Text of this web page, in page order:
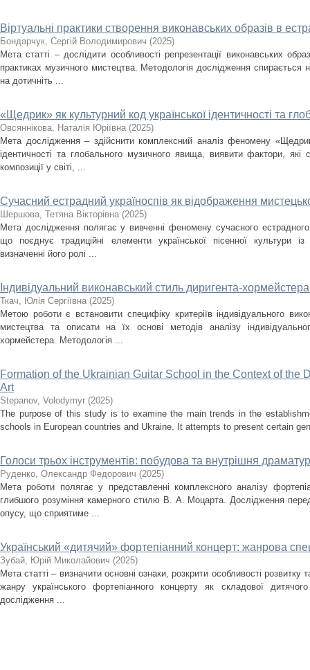
Віртуальні практики створення виконавських образів в
Бондарчук, Сергій Володимирович (2025)
Мета статті – дослідити особливості репрезентації виконавських
практиках музичного мистецтва. Методологія дослідження спирається
на дотичніть ...
«Щедрик» як культурний код української ідентичності та
Овсяннікова, Наталія Юріївна (2025)
Мета дослідження – здійснити комплексний аналіз феномену
ідентичності та глобального музичного явища, виявити фактори,
композиції у світі, ...
Сучасний естрадний україноспів як відображення
Шершова, Тетяна Вікторівна (2025)
Мета дослідження полягає у вивченні феномену сучасного
що поєднує традиційні елементи української пісенної культури
визначенні його ролі ...
Індивідуальний виконавський стиль диригента-
Ткач, Юлія Сергіївна (2025)
Метою роботи є встановити специфіку критеріїв індивідуального
мистецтва та описати на їх основі методів аналізу
хормейстера. Методологія ...
Formation of the Ukrainian Guitar School in the Context of the
Art
Stepanov, Volodymyr (2025)
The purpose of this study is to examine the main trends in the
schools in European countries and Ukraine. It attempts to present certain
Голоси трьох інструментів: побудова та внутрішня
Руденко, Олександр Федорович (2025)
Мета роботи полягає у представленні комплексного аналізу
глибшого розуміння камерного стилю В. А. Моцарта. Дослідження
опусу, що сприятиме ...
Український «дитячий» фортепіанний концерт: жанрова
Зубай, Юрій Миколайович (2025)
Мета статті – визначити основні ознаки, розкрити особливості
жанру українського фортепіанного концерту як складової
дослідження ...